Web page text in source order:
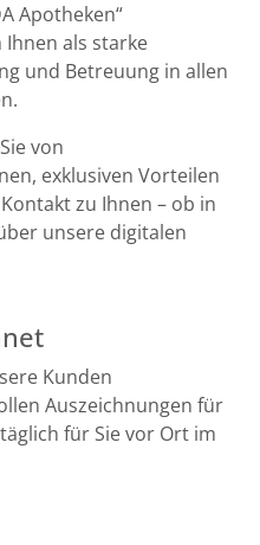
Apotheken“
als starke
und Betreuung in allen
von
exklusiven Vorteilen
zu Ihnen – ob in
unsere digitalen
Kunden
Auszeichnungen für
für Sie vor Ort im